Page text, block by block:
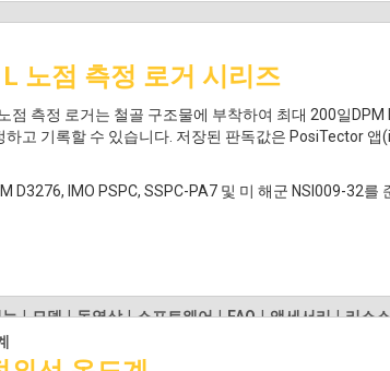
노점 측정 로거 시리즈
점 측정 로거는 철골 구조물에 부착하여 최대 200일
하고 기록할 수 있습니다. 저장된 판독값은 PosiTector
D3276, IMO PSPC, SSPC-PA7 및 미 해군 NSI009-32를
| 모델 | 동영상 | 소프트웨어 | FAQ | 액세서리 | 리소